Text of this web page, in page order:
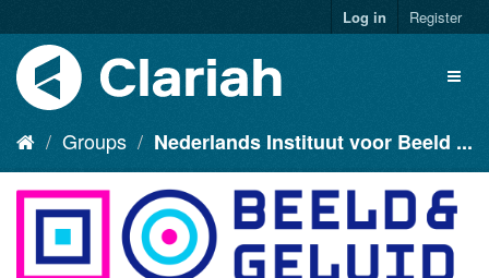
Log in Register
Groups Nederlands Instituut voor Beeld ...